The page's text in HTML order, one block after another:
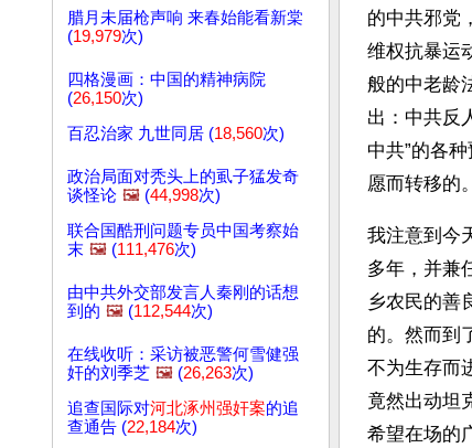
腊月未届枪声响 来春始能看新棠
(19,979次)
四格漫画：中国的精神病院
(26,150次)
百忍治家 九世同居 (18,560次)
政治局面对秃头上的虱子猛发奇
谈怪论 🖼️ (44,998次)
联合国酷刑问题专员中国考察始
末 🖼️ (111,476次)
由中共外交部发言人秦刚的话想
到的 🖼️ (112,544次)
在线收听：采访被恶警何雪健强
奸的刘季芝 🖼️ (26,263次)
追查国际对河北涿州强奸案的追
查通告 (22,184次)
的中共邪党
维权抗暴运
般的中老龄
出：中共反
中共”的各
愿而转移的。
我注意到今
多年，并兼
乡农民的善
的。然而到
不为生存而
竟然出动坦
希望在场的